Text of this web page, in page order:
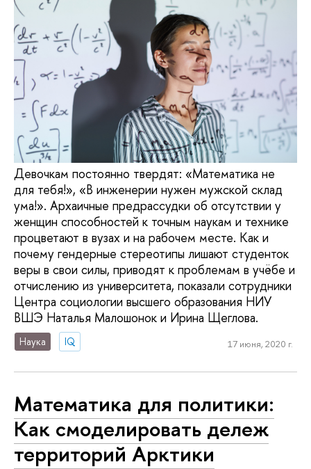
Девочкам постоянно твердят: «Математика не
для тебя!», «В инженерии нужен мужской склад
ума!». Архаичные предрассудки об отсутствии у
женщин способностей к точным наукам и технике
процветают в вузах и на рабочем месте. Как и
почему гендерные стереотипы лишают студенток
веры в свои силы, приводят к проблемам в учёбе и
отчислению из университета, показали сотрудники
Центра социологии высшего образования НИУ
ВШЭ Наталья Малошонок и Ирина Щеглова.
Наука IQ 17 июня, 2020 г.
Математика для политики:
Как смоделировать дележ
территорий Арктики